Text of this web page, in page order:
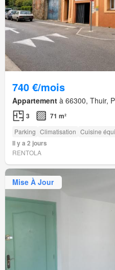
740 €/mois
Appartement à 66300, Thuir,
3 71 m²
Parking Climatisation Cuisine
Il y a 2 jours
RENTOLA
Mise À Jour